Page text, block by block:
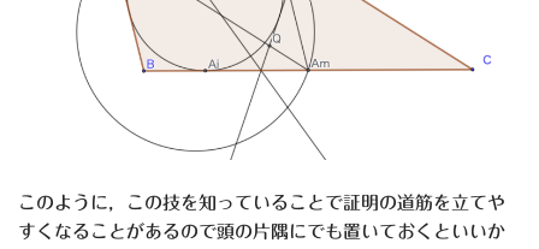
このように，この技を知っていることで証明の道筋を立てや
すくなることがあるので頭の片隅にでも置いておくといいか